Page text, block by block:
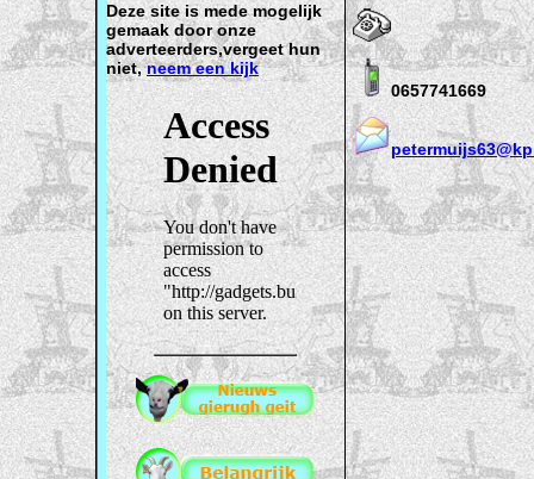
Deze site is mede mogelijk
gemaak door onze
adverteerders,vergeet hun
niet,neem een kijk
0657741669